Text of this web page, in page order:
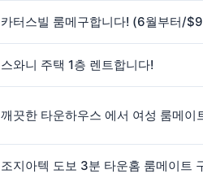
스와니 주택 1층 렌트합니다!